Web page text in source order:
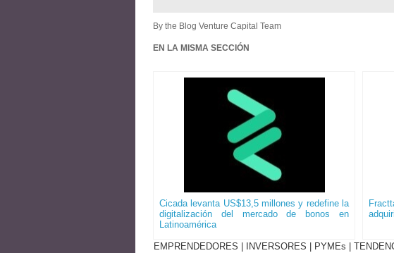
By the Blog Venture Capital Team
EN LA MISMA SECCIÓN
Cicada levanta US$13,5 millones y redefine la
digitalización del mercado de bonos en
Latinoamérica
EMPRENDEDORES INVERSORES PYMEs